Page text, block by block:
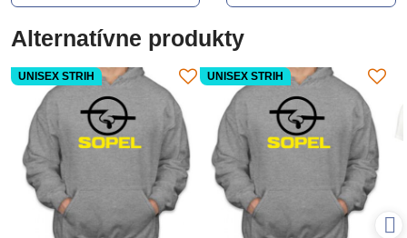
Alternatívne produkty
UNISEX STRIH UNISEX STRIH